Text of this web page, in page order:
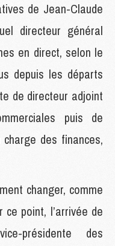
de Jean-Claude
directeur général
en direct, selon le
depuis les départs
de directeur adjoint
puis de
des finances,
changer, comme
ce point, l’arrivée de
présidente des